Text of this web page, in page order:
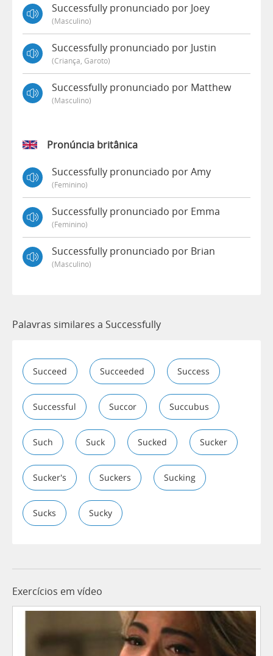
Successfully pronunciado por Joey
(masculino)
Successfully pronunciado por Justin
(criança, Garoto)
Successfully pronunciado por Matthew
(masculino)
Pronúncia britânica
Successfully pronunciado por Amy
(feminino)
Successfully pronunciado por Emma
(feminino)
Successfully pronunciado por Brian
(masculino)
Palavras similares a Successfully
Succeed Succeeded Success
Successful Succor Succubus
Such Suck Sucked Sucker
Sucker's Suckers Sucking
Sucks Sucky
Exercícios em vídeo